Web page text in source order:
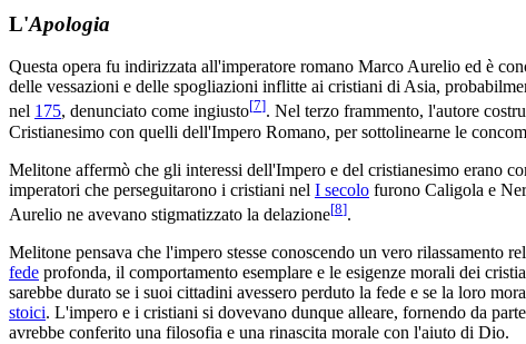
L'Apologia
Questa opera fu indirizzata all'imperatore romano Marco Aurelio ed è
delle vessazioni e delle spogliazioni inflitte ai cristiani di Asia,
nel 175, denunciato come ingiusto[7]. Nel terzo frammento, l'autore
Cristianesimo con quelli dell'Impero Romano, per sottolinearne le
Melitone affermò che gli interessi dell'Impero e del cristianesimo erano
imperatori che perseguitarono i cristiani nel I secolo furono Caligola e
Aurelio ne avevano stigmatizzato la delazione[8].
Melitone pensava che l'impero stesse conoscendo un vero
fede profonda, il comportamento esemplare e le esigenze morali dei
sarebbe durato se i suoi cittadini avessero perduto la fede e se la loro
stoici. L'impero e i cristiani si dovevano dunque alleare, fornendo da
avrebbe conferito una filosofia e una rinascita morale con l'aiuto di Dio.